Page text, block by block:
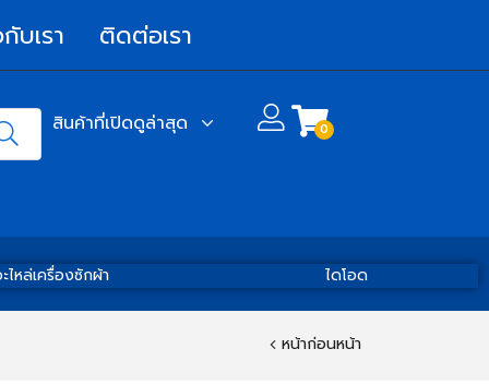
บเรา ติดต่อเรา
สินค้าที่เปิดดูล่าสุด 0
ไหล่เครื่องซักผ้า ไดโอด
หน้าก่อนหน้า